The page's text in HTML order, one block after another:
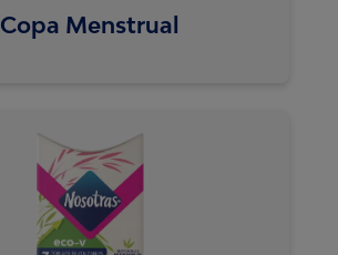
Copa Menstrual